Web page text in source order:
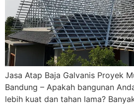
Jasa Atap Baja Galvanis Proyek
Bandung – Apakah bangunan
lebih kuat dan tahan lama?